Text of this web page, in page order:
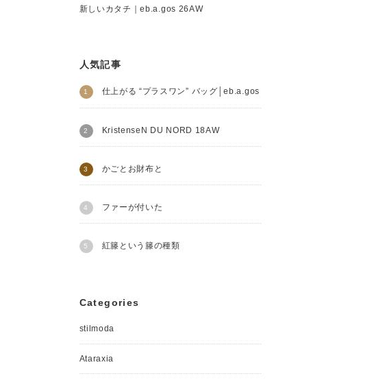
新しいカタチ｜eb.a.gos 26AW
人気記事
仕上がる “プラスワン” バッグ│eb.a.gos
KristenseN DU NORD 18AW
かごとお財布と
ファーが付いた
紅籐という籐の種類
Categories
stilmoda
Ataraxia